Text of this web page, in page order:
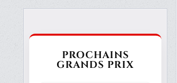
PROCHAINS
GRANDS PRIX